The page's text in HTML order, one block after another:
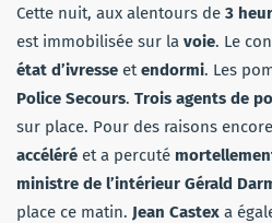
Cette nuit, aux alentours de 3
est immobilisée sur la voie. Le
état d’ivresse etendormi. Les
Police Secours. Trois agents de
sur place. Pour des raisons
accéléré et a percuté
ministre de l’intérieur Gérald
place ce matin. Jean Castex a